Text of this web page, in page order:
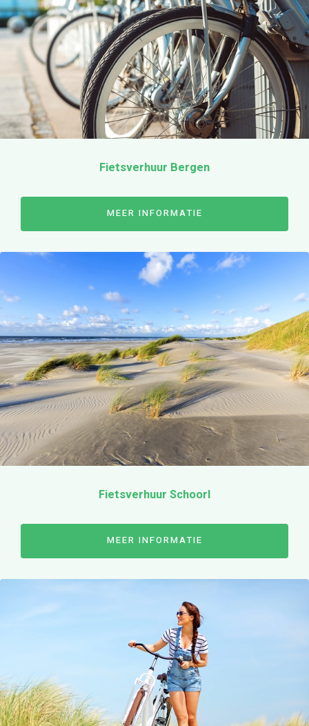
Openingstijden
Voorwaarden
Aanbod fietsverhuur
Sportieve stadsfietsen
E-bikes
Elektrische bakfiets
Kinderfiets 20 inch
Kinderfiets 24-26 inch
Omgeving
Kaasmarkt Alkmaar
Schoorlse duinen
Bloembollen velden
Over ons
Contact
NL
Fietsverhuur Bergen
MEER INFORMATIE
Fietsverhuur Schoorl
MEER INFORMATIE